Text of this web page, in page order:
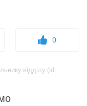
0
відділу (id: